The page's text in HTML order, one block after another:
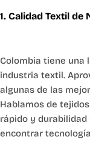
1. Calidad Textil de
Colombia tiene una
industria textil.
algunas de las
Hablamos de
rápido y durabilidad
encontrar